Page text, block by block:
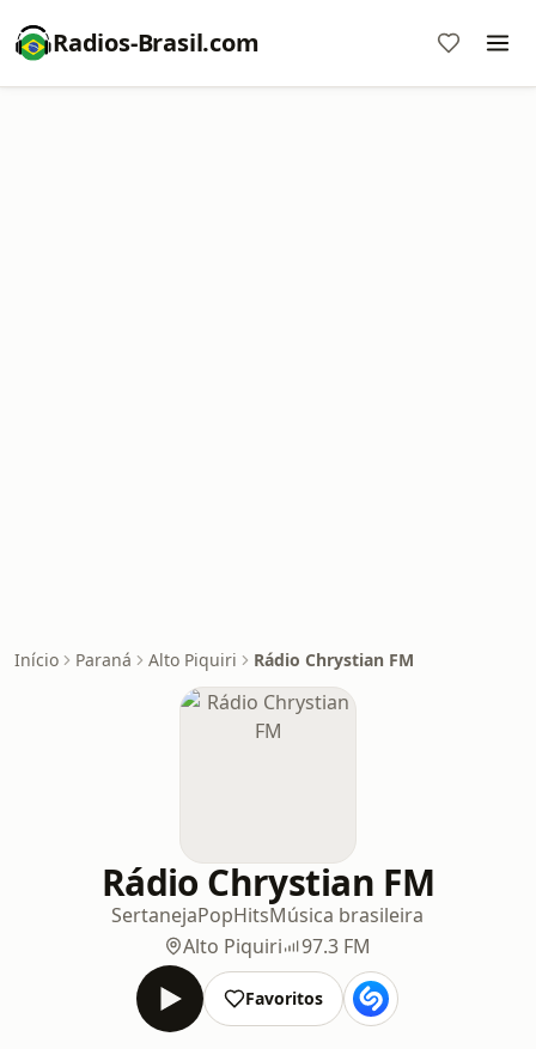
Radios-Brasil.com
Início Paraná Alto Piquiri Rádio Chrystian FM
Rádio Chrystian FM
SertanejaPopHitsMúsica brasileira
Alto Piquiri
97.3 FM
Favoritos